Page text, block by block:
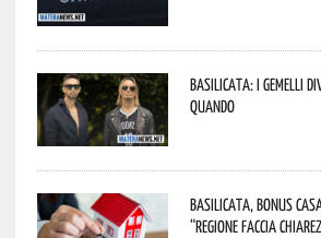
Basilicata: i Gemelli
quando
Basilicata, Bonus
“Regione faccia